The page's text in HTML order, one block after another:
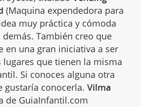
(Maquina expendedora para
muy práctica y cómoda
También creo que
en una gran iniciativa a ser
que tienen la misma
Si conoces alguna otra
gustaría conocerla. Vilma
de GuiaInfantil.com